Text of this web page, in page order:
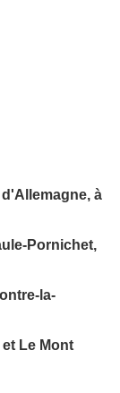
à
Pornichet,
la-
et Le Mont